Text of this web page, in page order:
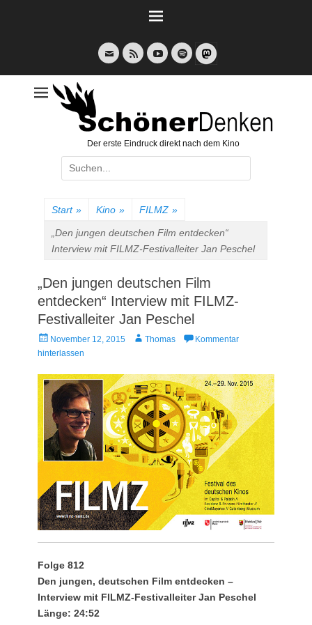
E-
Mail
Feed YouTubeSpotify
Der erste Eindruck direkt nach dem Kino
Suche
nach:
Start » Kino » FILMZ »
„Den jungen deutschen Film entdecken“
Interview mit FILMZ-Festivalleiter Jan Peschel
„Den jungen deutschen Film
entdecken“ Interview mit FILMZ-
Festivalleiter Jan Peschel
Veröffentlicht
am
November 12, 2015 AutorThomas
Kommentar
hinterlassen
Folge 812
Den jungen, deutschen Film entdecken –
Interview mit FILMZ-Festivalleiter Jan Peschel
Länge: 24:52